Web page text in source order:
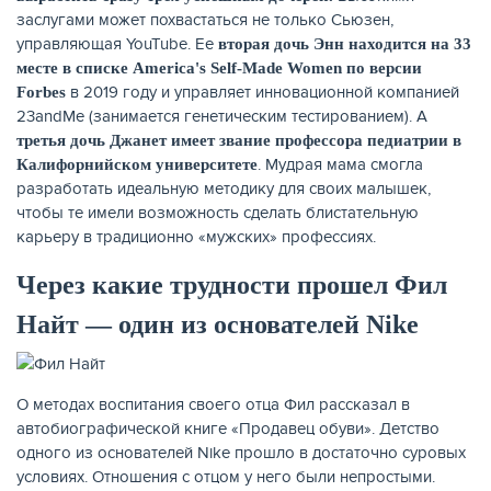
заслугами может похвастаться не только Сьюзен,
управляющая YouTube. Ее вторая дочь Энн находится на 33
месте в списке America's Self-Made Women по версии
Forbes в 2019 году и управляет инновационной компанией
23andMe (занимается генетическим тестированием). А
третья дочь Джанет имеет звание профессора педиатрии в
Калифорнийском университете. Мудрая мама смогла
разработать идеальную методику для своих малышек,
чтобы те имели возможность сделать блистательную
карьеру в традиционно «мужских» профессиях.
Через какие трудности прошел Фил
Найт — один из основателей Nike
О методах воспитания своего отца Фил рассказал в
автобиографической книге «Продавец обуви». Детство
одного из основателей Nike прошло в достаточно суровых
условиях. Отношения с отцом у него были непростыми.